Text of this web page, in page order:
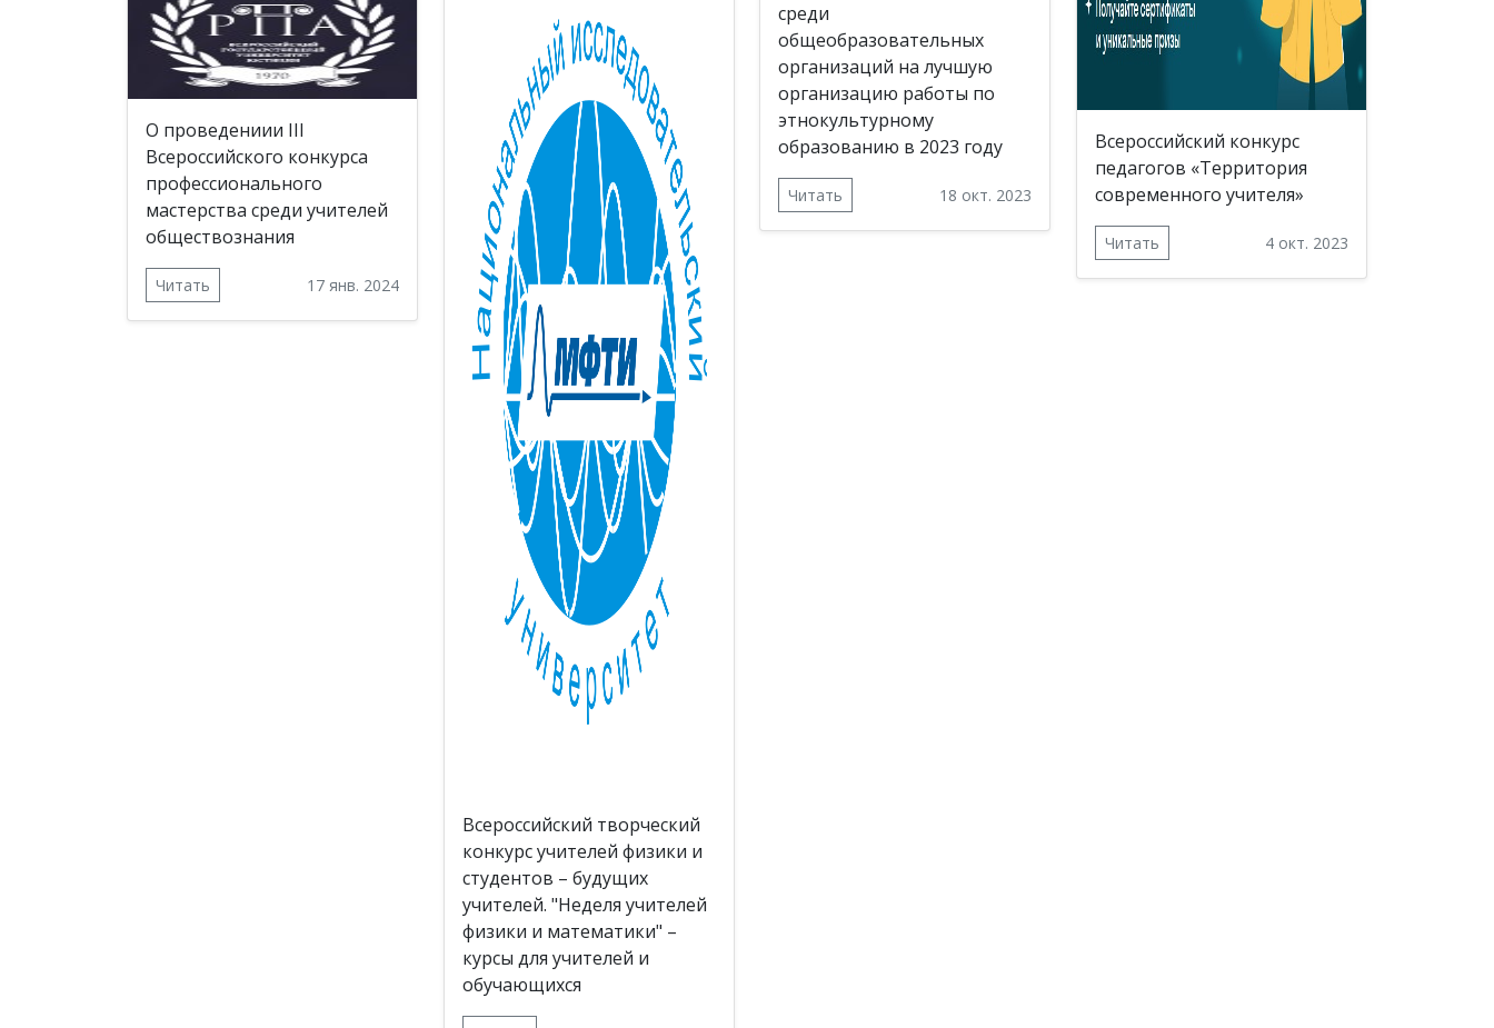
О проведениии III
Всероссийского конкурса
профессионального
мастерства среди учителей
обществознания
Читать 17 янв. 2024
Всероссийский творческий
конкурс учителей физики и
студентов – будущих
учителей. "Неделя учителей
физики и математики" –
курсы для учителей и
обучающихся
среди
общеобразовательных
организаций на лучшую
организацию работы по
этнокультурному
образованию в 2023 году
Читать 18 окт. 2023
Всероссийский конкурс
педагогов «Территория
современного учителя»
Читать 4 окт. 2023